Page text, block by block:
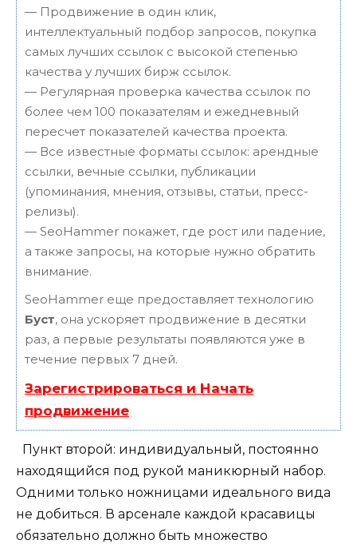
— Продвижение в один клик,
интеллектуальный подбор запросов, покупка
самых лучших ссылок с высокой степенью
качества у лучших бирж ссылок.
— Регулярная проверка качества ссылок по
более чем 100 показателям и ежедневный
пересчет показателей качества проекта.
— Все известные форматы ссылок: арендные
ссылки, вечные ссылки, публикации
(упоминания, мнения, отзывы, статьи, пресс-
релизы).
— SeoHammer покажет, где рост или падение,
а также запросы, на которые нужно обратить
внимание.
SeoHammer еще предоставляет технологию
Буст, она ускоряет продвижение в десятки
раз, а первые результаты появляются уже в
течение первых 7 дней.
Зарегистрироваться и Начать
продвижение
Пункт второй: индивидуальный, постоянно
находящийся под рукой маникюрный набор.
Одними только ножницами идеального вида
не добиться. В арсенале каждой красавицы
обязательно должно быть множество